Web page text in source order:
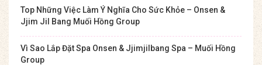
Top Những Việc Làm Ý Nghĩa Cho Sức Khỏe – Onsen &
Jjim Jil Bang Muối Hồng Group
Vì Sao Lắp Đặt Spa Onsen & Jjimjilbang Spa – Muối Hồng
Group